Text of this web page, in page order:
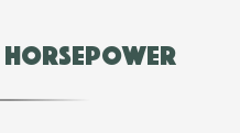
Horsepower